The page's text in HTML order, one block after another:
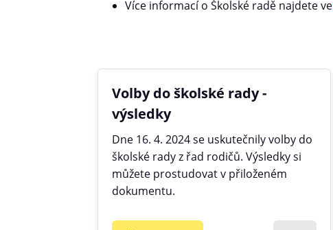
Více informací o Školské radě najdete ve
Volby do školské rady -
výsledky
Dne 16. 4. 2024 se uskutečnily volby do
školské rady z řad rodičů. Výsledky si
můžete prostudovat v přiloženém
dokumentu.